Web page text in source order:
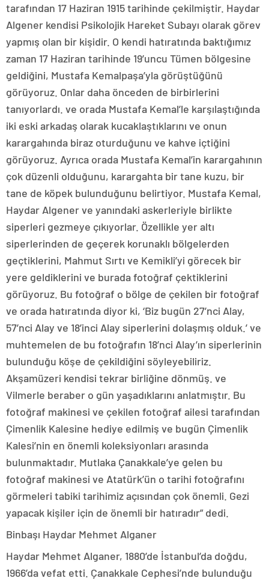
tarafından 17 Haziran 1915 tarihinde çekilmiştir. Haydar
Algener kendisi Psikolojik Hareket Subayı olarak görev
yapmış olan bir kişidir. O kendi hatıratında baktığımız
zaman 17 Haziran tarihinde 19’uncu Tümen bölgesine
geldiğini, Mustafa Kemalpaşa’yla görüştüğünü
görüyoruz. Onlar daha önceden de birbirlerini
tanıyorlardı. ve orada Mustafa Kemal’le karşılaştığında
iki eski arkadaş olarak kucaklaştıklarını ve onun
karargahında biraz oturduğunu ve kahve içtiğini
görüyoruz. Ayrıca orada Mustafa Kemal’in karargahının
çok düzenli olduğunu, karargahta bir tane kuzu, bir
tane de köpek bulunduğunu belirtiyor. Mustafa Kemal,
Haydar Algener ve yanındaki askerleriyle birlikte
siperleri gezmeye çıkıyorlar. Özellikle yer altı
siperlerinden de geçerek korunaklı bölgelerden
geçtiklerini, Mahmut Sırtı ve Kemikli’yi görecek bir
yere geldiklerini ve burada fotoğraf çektiklerini
görüyoruz. Bu fotoğraf o bölge de çekilen bir fotoğraf
ve orada hatıratında diyor ki, ‘Biz bugün 27’nci Alay,
57’nci Alay ve 18’inci Alay siperlerini dolaşmış olduk.’ ve
muhtemelen de bu fotoğrafın 18’nci Alay’ın siperlerinin
bulunduğu köşe de çekildiğini söyleyebiliriz.
Akşamüzeri kendisi tekrar birliğine dönmüş. ve
Vilmerle beraber o gün yaşadıklarını anlatmıştır. Bu
fotoğraf makinesi ve çekilen fotoğraf ailesi tarafından
Çimenlik Kalesine hediye edilmiş ve bugün Çimenlik
Kalesi’nin en önemli koleksiyonları arasında
bulunmaktadır. Mutlaka Çanakkale’ye gelen bu
fotoğraf makinesi ve Atatürk’ün o tarihi fotoğrafını
görmeleri tabiki tarihimiz açısından çok önemli. Gezi
yapacak kişiler için de önemli bir hatıradır” dedi.
Binbaşı Haydar Mehmet Alganer
Haydar Mehmet Alganer, 1880’de İstanbul’da doğdu,
1966’da vefat etti. Çanakkale Cephesi’nde bulunduğu